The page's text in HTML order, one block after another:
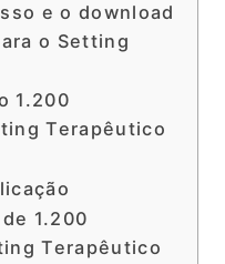
e o download
o Setting
1.200
Terapêutico
1.200
Terapêutico